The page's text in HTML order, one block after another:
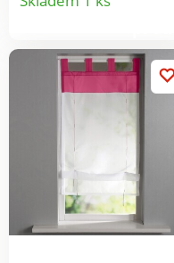
sluneční paprsky. Je
na tyčí, opatřená
saténovými stuhami,
pomocí nichž se dá
vytáhnout nahoru.
zátěžovou tyčí.